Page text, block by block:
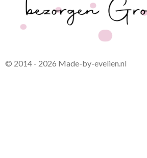
© 2014 - 2026 Made-by-evelien.nl